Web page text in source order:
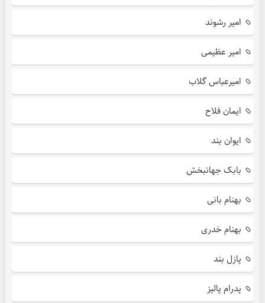
امیر رشوند
امیر عظیمی
امیرعباس گلاب
ایمان فلاح
ایوان بند
بابک جهانبخش
بهنام بانی
بهنام خدری
پازل بند
پدرام پالیز